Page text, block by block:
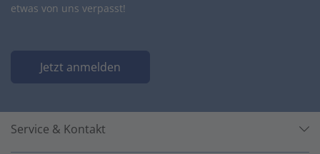
etwas von uns verpasst!
Jetzt anmelden
Service & Kontakt